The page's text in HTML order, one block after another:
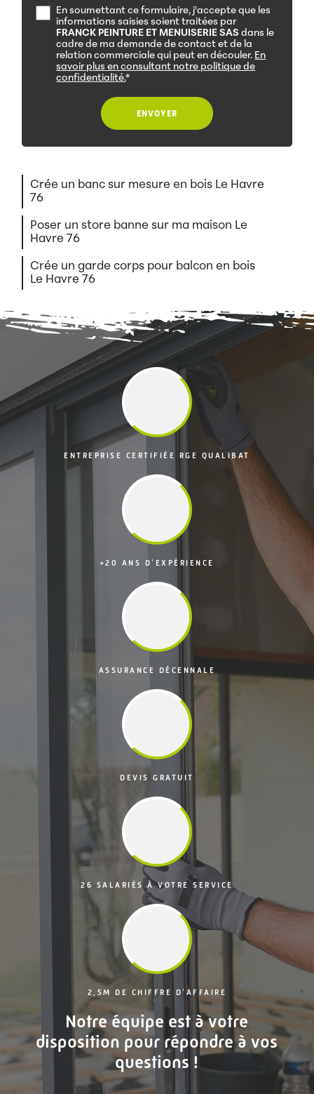
En soumettant ce formulaire, j'accepte que les
informations saisies soient traitées par
FRANCK PEINTURE ET MENUISERIE SAS dans le
cadre de ma demande de contact et de la
relation commerciale qui peut en découler. En
savoir plus en consultant notre politique de
confidentialité.*
Crée un banc sur mesure en bois Le Havre
76
Poser un store banne sur ma maison Le
Havre 76
Crée un garde corps pour balcon en bois
Le Havre 76
ENTREPRISE CERTIFIÉE RGE QUALIBAT
+20 ANS D'EXPÉRIENCE
ASSURANCE DÉCENNALE
DEVIS GRATUIT
26 SALARIÉS À VOTRE SERVICE
2,5M DE CHIFFRE D'AFFAIRE
Notre équipe est à votre
disposition pour répondre à vos
questions !